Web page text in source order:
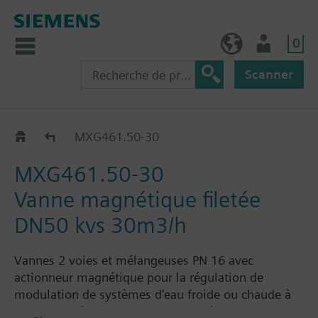
0
Scanner
MXG461..MXG461.50-30
MXG461.50-30
Vanne magnétique filetée
DN50 kvs 30m3/h
Vannes 2 voies et mélangeuses PN 16 avec
actionneur magnétique pour la régulation de
modulation de systèmes d'eau froide ou chaude à
basse température en circuits fermés. Avec